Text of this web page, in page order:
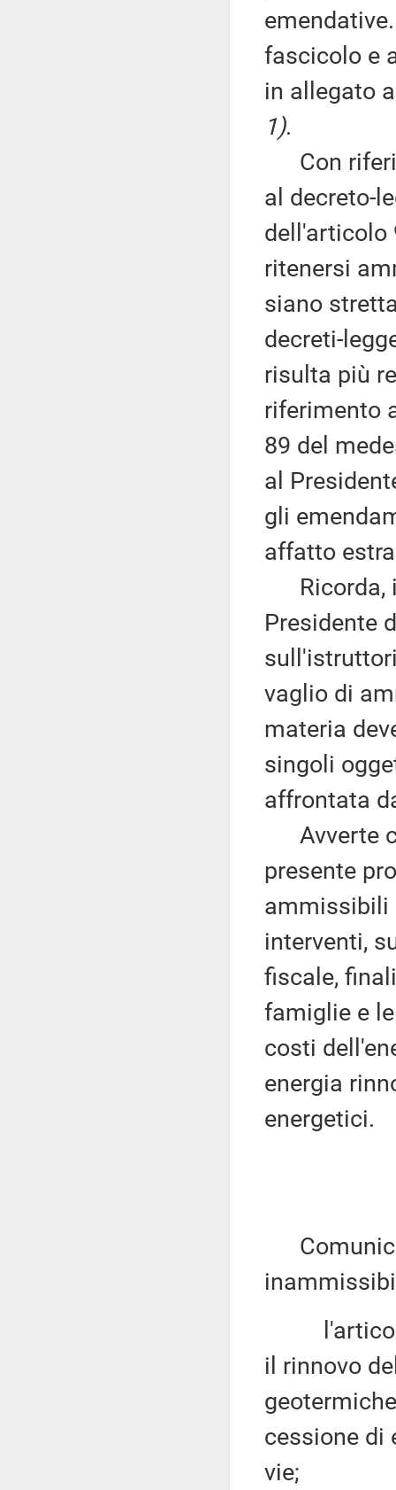
fascicolo e
in allegato
1).
Con
al decreto-
dell'articolo
ritenersi
siano
decreti-
risulta più
riferimento
89 del
al
gli
affatto
Ricorda,
Presidente
vaglio di
materia
singoli
affrontata
Avverte
presente
ammissibili
interventi,
fiscale,
famiglie e
costi
energia
energetici.
l'articolo
il rinnovo
cessione di
vie;